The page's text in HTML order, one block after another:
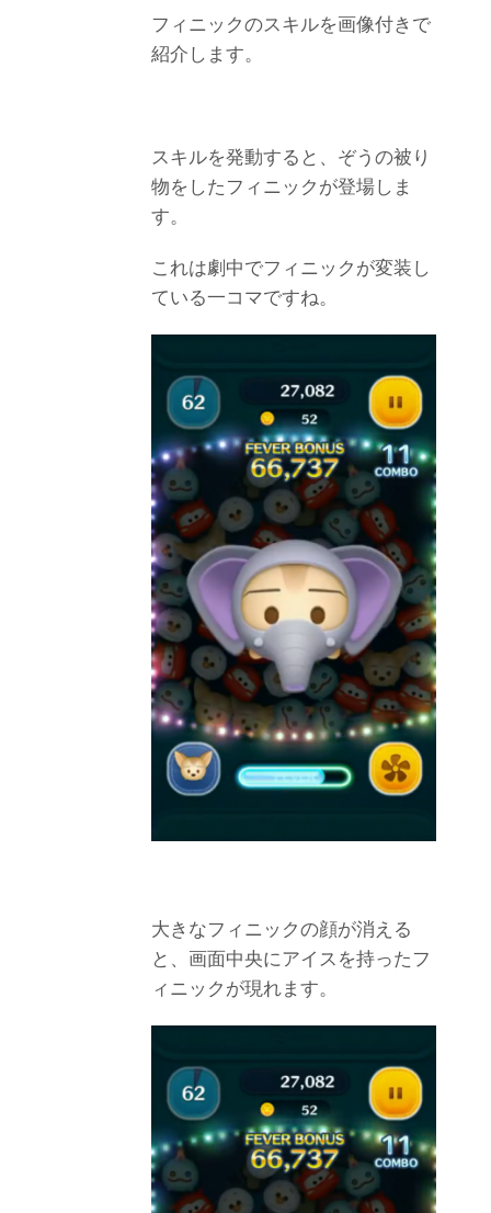
フィニックのスキルを画像付きで
紹介します。
スキルを発動すると、ぞうの被り
物をしたフィニックが登場しま
す。
これは劇中でフィニックが変装し
ている一コマですね。
大きなフィニックの顔が消える
と、画面中央にアイスを持ったフ
ィニックが現れます。